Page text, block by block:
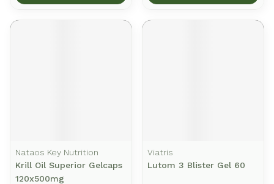
Nataos Key Nutrition
Krill Oil Superior Gelcaps
120x500mg
Viatris
Lutom 3 Blister Gel 60